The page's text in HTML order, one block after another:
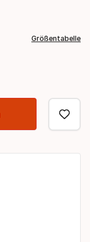
Größentabelle